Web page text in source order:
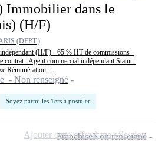
Immobilier dans le
(H/F)
(DEPT.)
(H/F) - 65 % HT de commissions -
contrat : Agent commercial indépendant Statut :
Rémunération :...
- Non renseigné
Soyez parmi les 1ers à postuler
FranchiseNon renseigné
Ajouter cette offre à ma sélection